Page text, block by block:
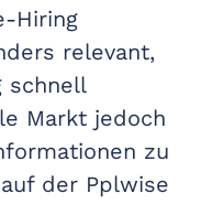
Hiring
relevant,
schnell
Markt jedoch
zu
der Pplwise